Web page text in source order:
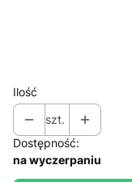
Ilość
szt.
Dostępność:
na wyczerpaniu